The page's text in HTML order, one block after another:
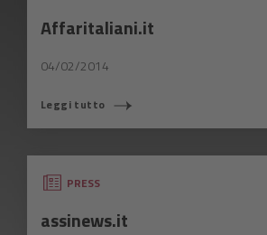
Affaritaliani.it
04/02/2014
Leggi tutto
PRESS
assinews.it